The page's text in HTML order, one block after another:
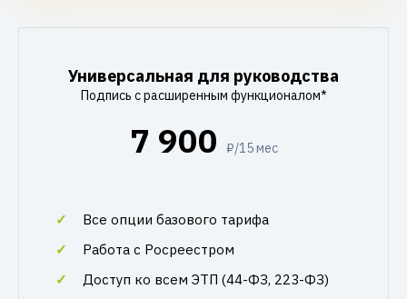
Универсальная для руководства
Подпись с расширенным функционалом*
7 900 ₽/15 мес
Все опции базового тарифа
Работа с Росреестром
Доступ ко всем ЭТП (44-ФЗ, 223-ФЗ)